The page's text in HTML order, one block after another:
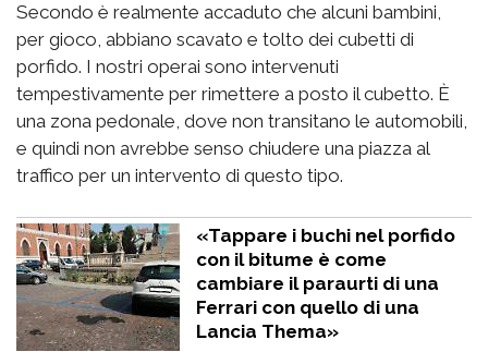
Secondo è realmente accaduto che alcuni bambini,
per gioco, abbiano scavato e tolto dei cubetti di
porfido. I nostri operai sono intervenuti
tempestivamente per rimettere a posto il cubetto. È
una zona pedonale, dove non transitano le automobili,
e quindi non avrebbe senso chiudere una piazza al
traffico per un intervento di questo tipo.
«Tappare i buchi nel porfido
con il bitume è come
cambiare il paraurti di una
Ferrari con quello di una
Lancia Thema»